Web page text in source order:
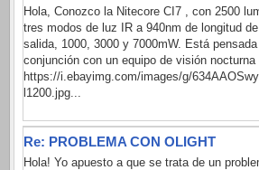
Hola, Conozco la Nitecore CI7 , con 2500
tres modos de luz IR a 940nm de longitud
salida, 1000, 3000 y 7000mW. Está
conjunción con un equipo de visión nocturna
https://i.ebayimg.com/images/g/
l1200.jpg...
Re: PROBLEMA CON OLIGHT
Hola! Yo apuesto a que se trata de un